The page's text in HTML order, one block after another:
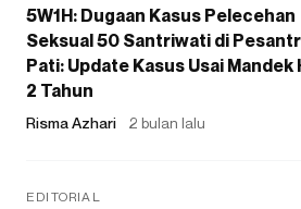
5W1H: Dugaan Kasus Pelecehan
Seksual 50 Santriwati di
Pati: Update Kasus Usai Mandek
2 Tahun
Risma Azhari 2 bulan lalu
EDITORIAL